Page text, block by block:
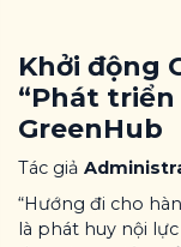
Khởi động
“Phát triển
GreenHub
Tác giả
“Hướng đi cho
là phát huy nội